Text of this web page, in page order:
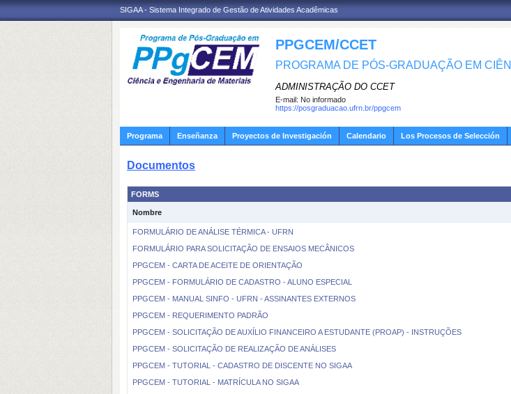
SIGAA - Sistema Integrado de Gestão de Atividades Acadêmicas
PPGCEM/CCET
PROGRAMA DE PÓS-GRADUAÇÃO EM
ADMINISTRAÇÃO DO CCET
E-mail: No informado
https://posgraduacao.ufrn.br/ppgcem
Programa Enseñanza Proyectos de Investigación Calendario Los Procesos de Selección
Documentos
FORMS
Nombre
FORMULÁRIO DE ANÁLISE TÉRMICA - UFRN
FORMULÁRIO PARA SOLICITAÇÃO DE ENSAIOS MECÂNICOS
PPGCEM - CARTA DE ACEITE DE ORIENTAÇÃO
PPGCEM - FORMULÁRIO DE CADASTRO - ALUNO ESPECIAL
PPGCEM - MANUAL SINFO - UFRN - ASSINANTES EXTERNOS
PPGCEM - REQUERIMENTO PADRÃO
PPGCEM - SOLICITAÇÃO DE AUXÍLIO FINANCEIRO A ESTUDANTE (PROAP) - INSTRUÇÕES
PPGCEM - SOLICITAÇÃO DE REALIZAÇÃO DE ANÁLISES
PPGCEM - TUTORIAL - CADASTRO DE DISCENTE NO SIGAA
PPGCEM - TUTORIAL - MATRÍCULA NO SIGAA